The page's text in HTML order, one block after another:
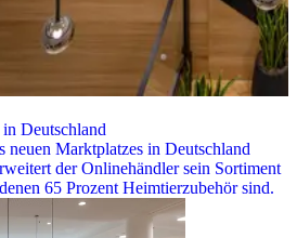
Deutschland
neuen Marktplatzes in Deutschland
der Onlinehändler sein Sortiment
65 Prozent Heimtierzubehör sind.